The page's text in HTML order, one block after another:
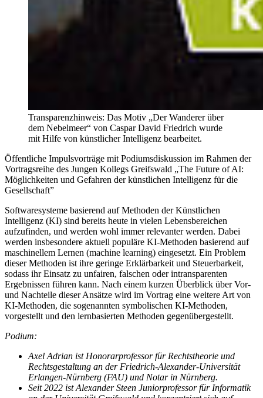
Transparenzhinweis: Das Motiv „Der Wanderer über
dem Nebelmeer“ von Caspar David Friedrich wurde
mit Hilfe von künstlicher Intelligenz bearbeitet.
Öffentliche Impulsvorträge mit Podiumsdiskussion im Rahmen der
Vortragsreihe des Jungen Kollegs Greifswald „The Future of AI:
Möglichkeiten und Gefahren der künstlichen Intelligenz für die
Gesellschaft”
Softwaresysteme basierend auf Methoden der Künstlichen
Intelligenz (KI) sind bereits heute in vielen Lebensbereichen
aufzufinden, und werden wohl immer relevanter werden. Dabei
werden insbesondere aktuell populäre KI-Methoden basierend auf
maschinellem Lernen (machine learning) eingesetzt. Ein Problem
dieser Methoden ist ihre geringe Erklärbarkeit und Steuerbarkeit,
sodass ihr Einsatz zu unfairen, falschen oder intransparenten
Ergebnissen führen kann. Nach einem kurzen Überblick über Vor-
und Nachteile dieser Ansätze wird im Vortrag eine weitere Art von
KI-Methoden, die sogenannten symbolischen KI-Methoden,
vorgestellt und den lernbasierten Methoden gegenübergestellt.
Podium:
Axel Adrian ist Honorarprofessor für Rechtstheorie und
Rechtsgestaltung an der Friedrich-Alexander-Universität
Erlangen-Nürnberg (FAU) und Notar in Nürnberg.
Seit 2022 ist Alexander Steen Juniorprofessor für Informatik